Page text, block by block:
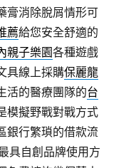
膏消除脫屑情形可
薦給您安全舒適的
親子樂園各種遊戲
具線上採購保麗龍
活的醫療團隊的台
模擬野戰對戰方式
銀行繁瑣的借款流
具自創品牌使用方